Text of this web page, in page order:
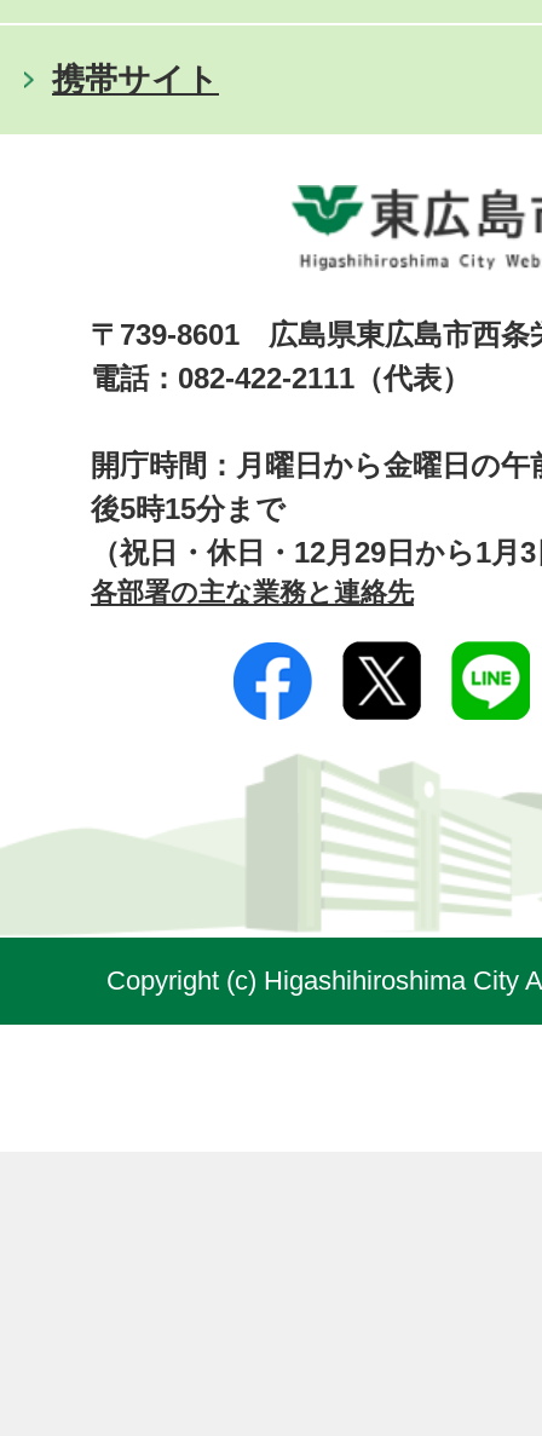
携帯サイト
〒739-8601 広島県東広島市西
電話：082-422-2111（代表）
開庁時間：月曜日から金曜日の午
後5時15分まで
（祝日・休日・12月29日から1月
各部署の主な業務と連絡先
Copyright (c) Higashihiroshima City